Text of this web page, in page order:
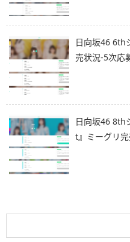
日向坂46 6th
売状況-5次応
日向坂46 8th
t』ミーグリ